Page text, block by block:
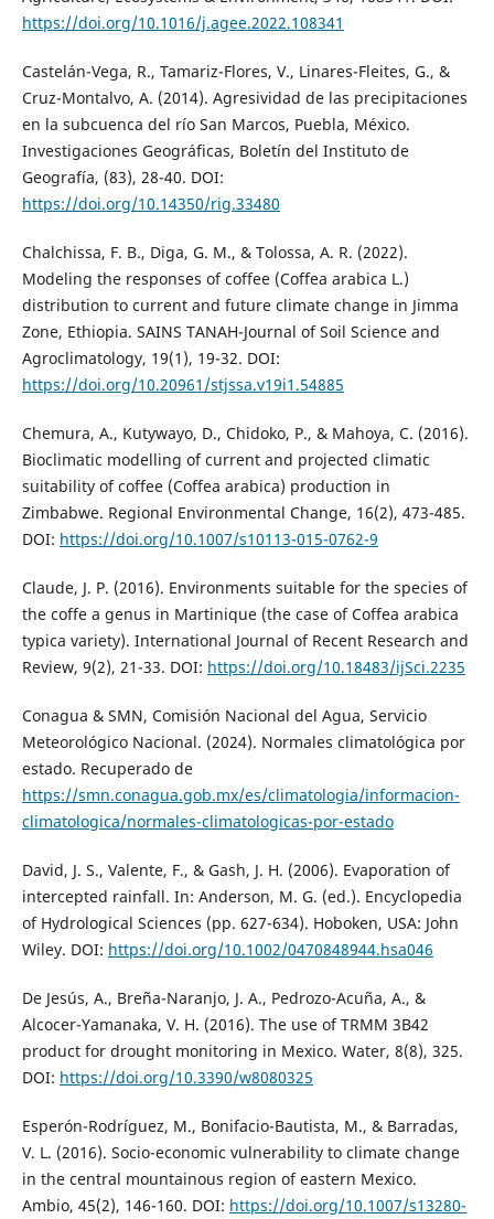
https://doi.org/10.1016/j.agee.2022.108341
Castelán-Vega, R., Tamariz-Flores, V., Linares-Fleites, G., &
Cruz-Montalvo, A. (2014). Agresividad de las precipitaciones
en la subcuenca del río San Marcos, Puebla, México.
Investigaciones Geográficas, Boletín del Instituto de
Geografía, (83), 28-40. DOI:
https://doi.org/10.14350/rig.33480
Chalchissa, F. B., Diga, G. M., & Tolossa, A. R. (2022).
Modeling the responses of coffee (Coffea arabica L.)
distribution to current and future climate change in Jimma
Zone, Ethiopia. SAINS TANAH-Journal of Soil Science and
Agroclimatology, 19(1), 19-32. DOI:
https://doi.org/10.20961/stjssa.v19i1.54885
Chemura, A., Kutywayo, D., Chidoko, P., & Mahoya, C. (2016).
Bioclimatic modelling of current and projected climatic
suitability of coffee (Coffea arabica) production in
Zimbabwe. Regional Environmental Change, 16(2), 473-485.
DOI: https://doi.org/10.1007/s10113-015-0762-9
Claude, J. P. (2016). Environments suitable for the species of
the coffe a genus in Martinique (the case of Coffea arabica
typica variety). International Journal of Recent Research and
Review, 9(2), 21-33. DOI: https://doi.org/10.18483/ijSci.2235
Conagua & SMN, Comisión Nacional del Agua, Servicio
Meteorológico Nacional. (2024). Normales climatológica por
estado. Recuperado de
https://smn.conagua.gob.mx/es/climatologia/informacion-
climatologica/normales-climatologicas-por-estado
David, J. S., Valente, F., & Gash, J. H. (2006). Evaporation of
intercepted rainfall. In: Anderson, M. G. (ed.). Encyclopedia
of Hydrological Sciences (pp. 627-634). Hoboken, USA: John
Wiley. DOI: https://doi.org/10.1002/0470848944.hsa046
De Jesús, A., Breña-Naranjo, J. A., Pedrozo-Acuña, A., &
Alcocer-Yamanaka, V. H. (2016). The use of TRMM 3B42
product for drought monitoring in Mexico. Water, 8(8), 325.
DOI: https://doi.org/10.3390/w8080325
Esperón-Rodríguez, M., Bonifacio-Bautista, M., & Barradas,
V. L. (2016). Socio-economic vulnerability to climate change
in the central mountainous region of eastern Mexico.
Ambio, 45(2), 146-160. DOI: https://doi.org/10.1007/s13280-